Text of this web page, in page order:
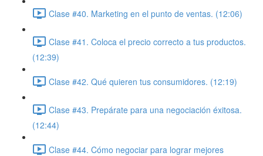
Clase #40. Marketing en el punto de ventas. (12:06)
Clase #41. Coloca el precio correcto a tus productos.
(12:39)
Clase #42. Qué quieren tus consumidores. (12:19)
Clase #43. Prepárate para una negociación éxitosa.
(12:44)
Clase #44. Cómo negociar para lograr mejores